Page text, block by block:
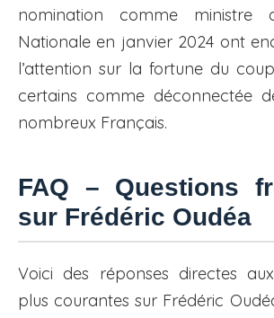
nomination comme ministre
Nationale en janvier 2024 ont
l’attention sur la fortune du
certains comme déconnectée
nombreux Français.
FAQ – Questions
sur Frédéric Oudéa
Voici des réponses directes
plus courantes sur Frédéric